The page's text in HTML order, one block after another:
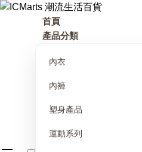
首頁
產品分類
內衣
內褲
塑身產品
運動系列